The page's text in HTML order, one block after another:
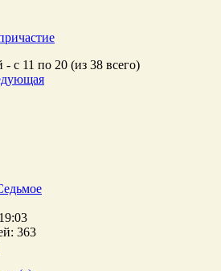
с 11 по 20 (из 38 всего)
363